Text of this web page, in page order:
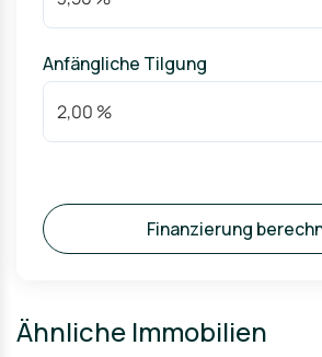
Anfängliche Tilgung
Finanzierung
Ähnliche Immobilien